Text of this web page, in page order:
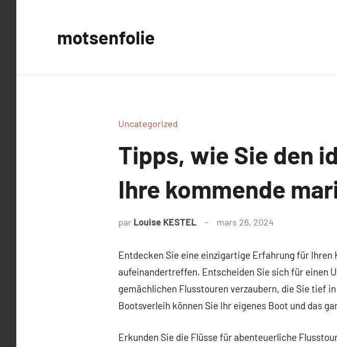
motsenfolie
Uncategorized
Tipps, wie Sie den
Ihre kommende
par Louise KESTEL mars 26, 2024
Entdecken Sie eine einzigartige Erfahrung für
aufeinandertreffen. Entscheiden Sie sich für einen
gemächlichen Flusstouren verzaubern, die Sie tief
Bootsverleih können Sie Ihr eigenes Boot und das
Erkunden Sie die Flüsse für abenteuerliche